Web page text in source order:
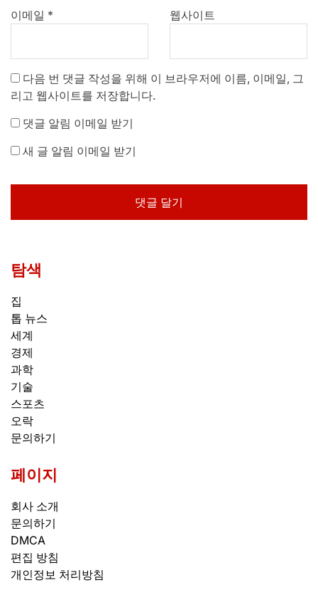
이메일 * 웹사이트
다음 번 댓글 작성을 위해 이 브라우저에 이름, 이메일, 그
리고 웹사이트를 저장합니다.
댓글 알림 이메일 받기
새 글 알림 이메일 받기
탐색
집
톱 뉴스
세계
경제
과학
기술
스포츠
오락
문의하기
페이지
회사 소개
문의하기
DMCA
편집 방침
개인정보 처리방침